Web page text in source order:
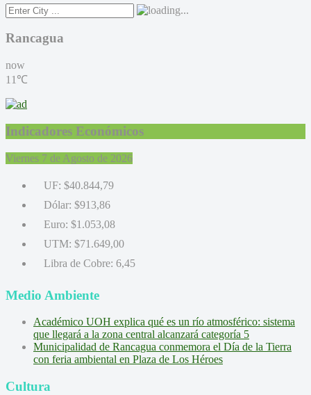
Rancagua
now
11℃
Indicadores Económicos
Viernes 7 de Agosto de 2026
UF: $40.844,79
Dólar: $913,86
Euro: $1.053,08
UTM: $71.649,00
Libra de Cobre: 6,45
Medio Ambiente
Académico UOH explica qué es un río atmosférico: sistema
que llegará a la zona central alcanzará categoría 5
Municipalidad de Rancagua conmemora el Día de la Tierra
con feria ambiental en Plaza de Los Héroes
Cultura